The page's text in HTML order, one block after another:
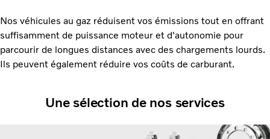
Nos véhicules au gaz réduisent vos émissions tout en offrant
suffisamment de puissance moteur et d'autonomie pour
parcourir de longues distances avec des chargements lourds.
Ils peuvent également réduire vos coûts de carburant.
Une sélection de nos services